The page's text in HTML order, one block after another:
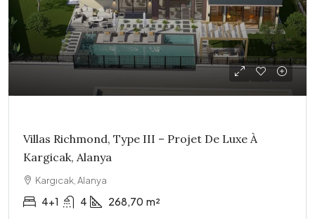
Villas Richmond, Type III – Projet De Luxe À
Kargicak, Alanya
Kargıcak, Alanya
4+1 4 268,70 m²